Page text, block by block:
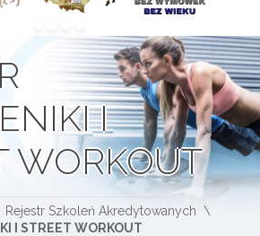
I
WORKOUT
Rejestr Szkoleń Akredytowanych
I STREET WORKOUT